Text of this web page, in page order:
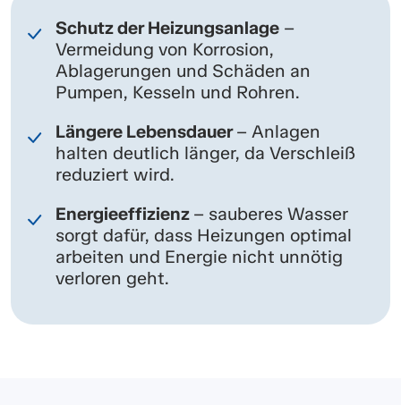
Schutz der Heizungsanlage –
Vermeidung von Korrosion,
Ablagerungen und Schäden an
Pumpen, Kesseln und Rohren.
Längere Lebensdauer– Anlagen
halten deutlich länger, da Verschleiß
reduziert wird.
Energieeffizienz – sauberes Wasser
sorgt dafür, dass Heizungen optimal
arbeiten und Energie nicht unnötig
verloren geht.